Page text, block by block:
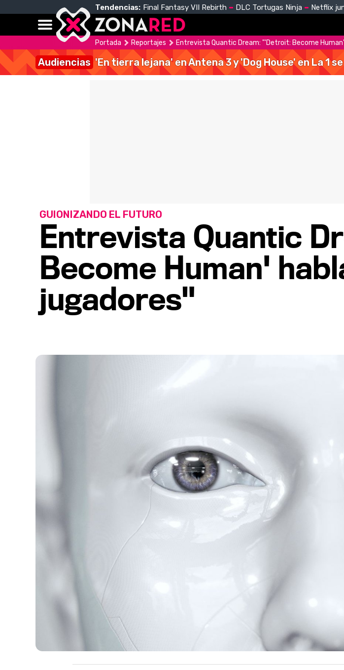
Tendencias: Final Fantasy VII Rebirth DLC Tortugas Ninja Netflix
Portada Reportajes Entrevista Quantic Dream: "'Detroit: Become
Audiencias 'En tierra lejana' en Antena 3 y 'Dog House' en La 1
Entrevista Quantic
Become Human'
jugadores"
GUIONIZANDO EL FUTURO